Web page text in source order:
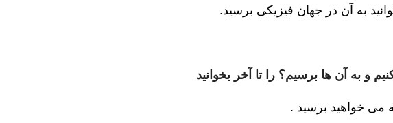
به آن در جهان فیزیکی برسید.
و به آن ها برسیم؟ را تا آخر بخوانید
می خواهید برسید .